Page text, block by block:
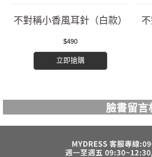
不對稱小香風耳針（白款）
$490
立即搶購
臉書留言